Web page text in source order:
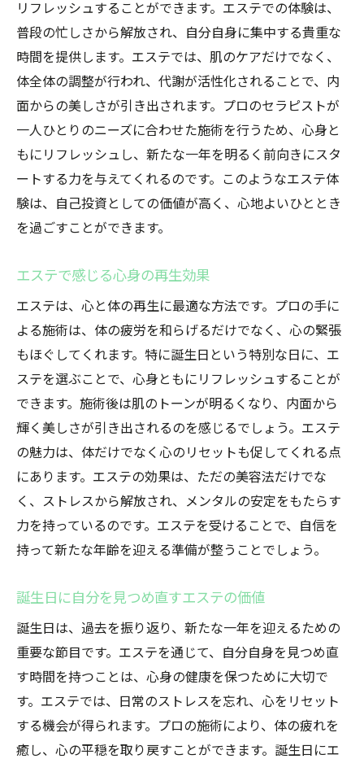
リフレッシュすることができます。エステでの体験は、
普段の忙しさから解放され、自分自身に集中する貴重な
時間を提供します。エステでは、肌のケアだけでなく、
体全体の調整が行われ、代謝が活性化されることで、内
面からの美しさが引き出されます。プロのセラピストが
一人ひとりのニーズに合わせた施術を行うため、心身と
もにリフレッシュし、新たな一年を明るく前向きにスタ
ートする力を与えてくれるのです。このようなエステ体
験は、自己投資としての価値が高く、心地よいひととき
を過ごすことができます。
エステで感じる心身の再生効果
エステは、心と体の再生に最適な方法です。プロの手に
よる施術は、体の疲労を和らげるだけでなく、心の緊張
もほぐしてくれます。特に誕生日という特別な日に、エ
ステを選ぶことで、心身ともにリフレッシュすることが
できます。施術後は肌のトーンが明るくなり、内面から
輝く美しさが引き出されるのを感じるでしょう。エステ
の魅力は、体だけでなく心のリセットも促してくれる点
にあります。エステの効果は、ただの美容法だけでな
く、ストレスから解放され、メンタルの安定をもたらす
力を持っているのです。エステを受けることで、自信を
持って新たな年齢を迎える準備が整うことでしょう。
誕生日に自分を見つめ直すエステの価値
誕生日は、過去を振り返り、新たな一年を迎えるための
重要な節目です。エステを通じて、自分自身を見つめ直
す時間を持つことは、心身の健康を保つために大切で
す。エステでは、日常のストレスを忘れ、心をリセット
する機会が得られます。プロの施術により、体の疲れを
癒し、心の平穏を取り戻すことができます。誕生日にエ